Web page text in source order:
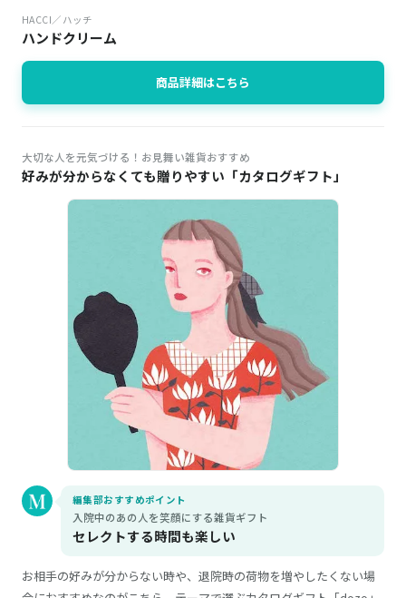
HACCI／ハッチ
ハンドクリーム
商品詳細はこちら
大切な人を元気づける！お見舞い雑貨おすすめ
好みが分からなくても贈りやすい「カタログギフト」
編集部おすすめポイント
入院中のあの人を笑顔にする雑貨ギフト
セレクトする時間も楽しい
お相手の好みが分からない時や、退院時の荷物を増やしたくない場